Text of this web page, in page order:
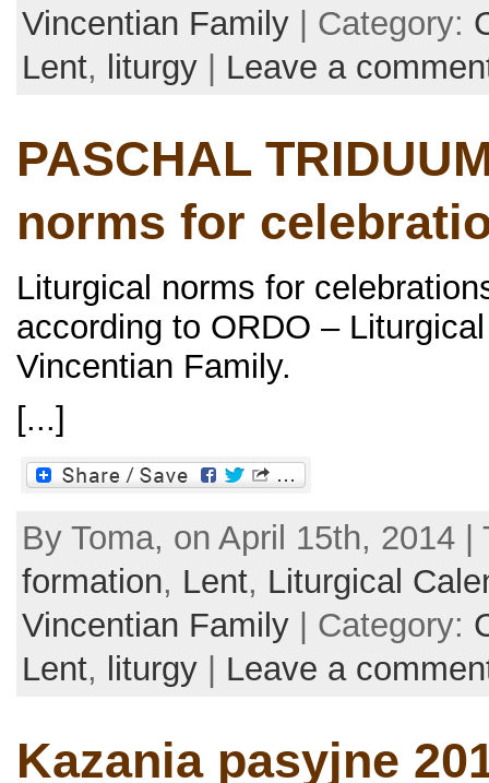
Vincentian Family | Category:
Lent, liturgy Leave a
PASCHAL
norms for
Liturgical norms for
according to ORDO –
Vincentian Family.
[...]
By Toma, on April 15th, 2014
formation, Lent, Liturgical
Vincentian Family | Category:
Lent, liturgy Leave a
Kazania pasyjne